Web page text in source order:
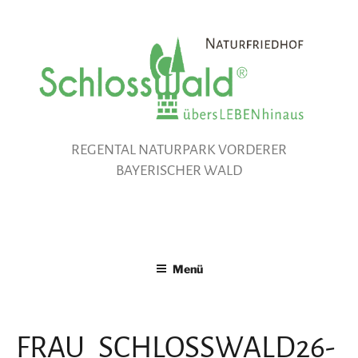
REGENTAL NATURPARK VORDERER
BAYERISCHER WALD
Menü
FRAU_SCHLOSSWALD26-